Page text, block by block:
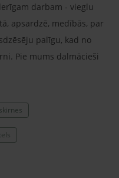
darbam - vieglu
apsardzē, medībās, par
palīgu, kad no
Pie mums dalmācieši